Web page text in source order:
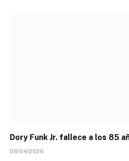
Dory Funk Jr. fallece a los 85
08/04/2026